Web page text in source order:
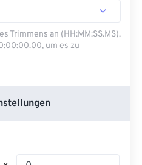
Trimmens an (HH:MM:SS.MS).
um es zu